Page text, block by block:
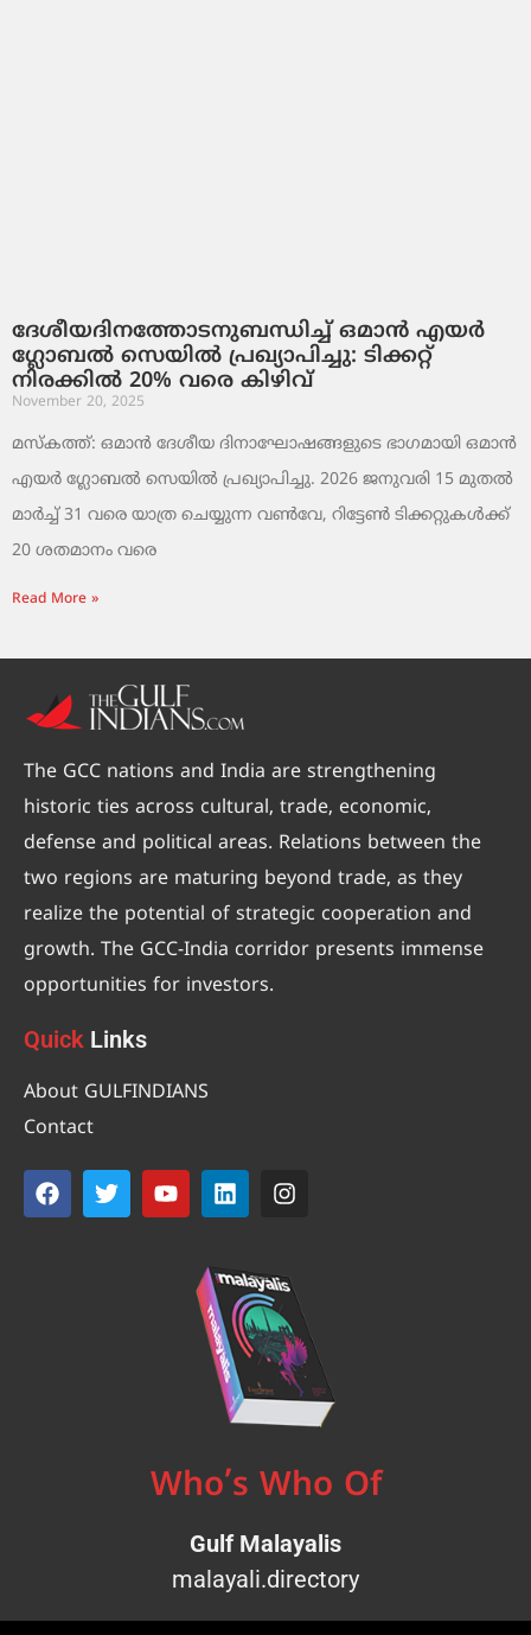
ദേശീയദിനത്തോടനുബന്ധിച്ച് ഒമാൻ എയർ
ഗ്ലോബൽ സെയിൽ പ്രഖ്യാപിച്ചു: ടിക്കറ്റ്
നിരക്കിൽ 20% വരെ കിഴിവ്
November 20, 2025
മസ്‌കത്ത്: ഒമാൻ ദേശീയ ദിനാഘോഷങ്ങളുടെ ഭാഗമായി ഒമാൻ
എയർ ഗ്ലോബൽ സെയിൽ പ്രഖ്യാപിച്ചു. 2026 ജനുവരി 15 മുതൽ
മാർച്ച് 31 വരെ യാത്ര ചെയ്യുന്ന വൺവേ, റിട്ടേൺ ടിക്കറ്റുകൾക്ക്
20 ശതമാനം വരെ
Read More »
The GCC nations and India are strengthening
historic ties across cultural, trade, economic,
defense and political areas. Relations between the
two regions are maturing beyond trade, as they
realize the potential of strategic cooperation and
growth. The GCC-India corridor presents immense
opportunities for investors.
Quick Links
About GULFINDIANS
Contact
Who’s Who Of
Gulf Malayalis
malayali.directory